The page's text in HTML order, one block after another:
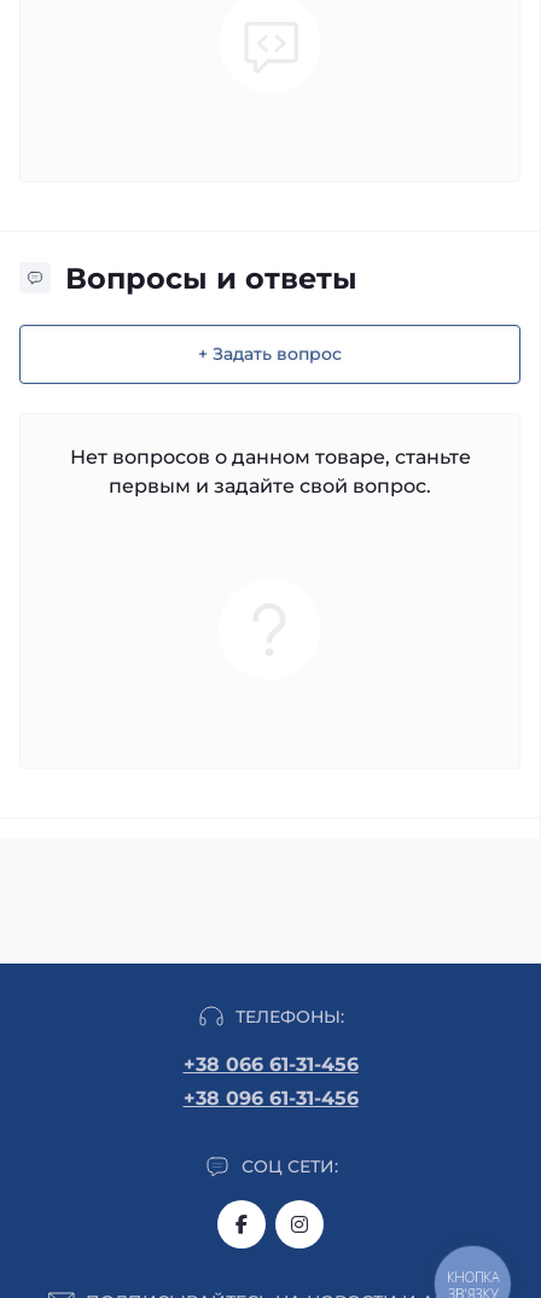
Вопросы и ответы
+ Задать вопрос
Нет вопросов о данном товаре, станьте
первым и задайте свой вопрос.
ТЕЛЕФОНЫ:
+38 066 61-31-456
+38 096 61-31-456
СОЦ СЕТИ:
КНОПКА
ЗВ'ЯЗКУ